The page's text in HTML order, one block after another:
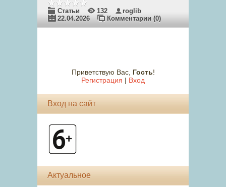
Статьи 132
roglib
22.04.2026
Комментарии (0)
Приветствую Вас, Гость!
Регистрация | Вход
Вход на сайт
Актуальное